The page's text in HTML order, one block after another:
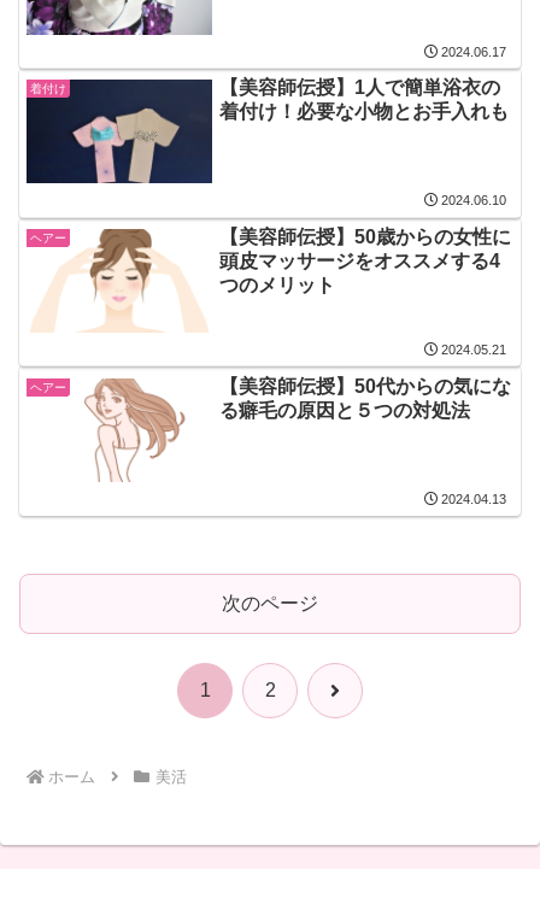
2024.06.17
着付け
【美容師伝授】1人で簡単浴衣の
着付け！必要な小物とお手入れも
2024.06.10
ヘアー
【美容師伝授】50歳からの女性に
頭皮マッサージをオススメする4
つのメリット
2024.05.21
ヘアー
【美容師伝授】50代からの気にな
る癖毛の原因と５つの対処法
2024.04.13
次のページ
1 2 次
ホーム 美活